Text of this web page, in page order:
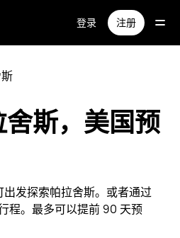
登录 注册
斯，美国预
发探索帕拉舍斯。或者通过
程。最多可以提前 90 天预